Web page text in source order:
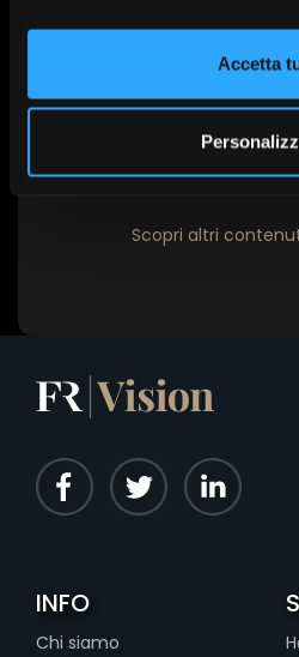
Accetta
Data:7 Maggio alle 9:30
Scopri altri
INFO
Chi siamo